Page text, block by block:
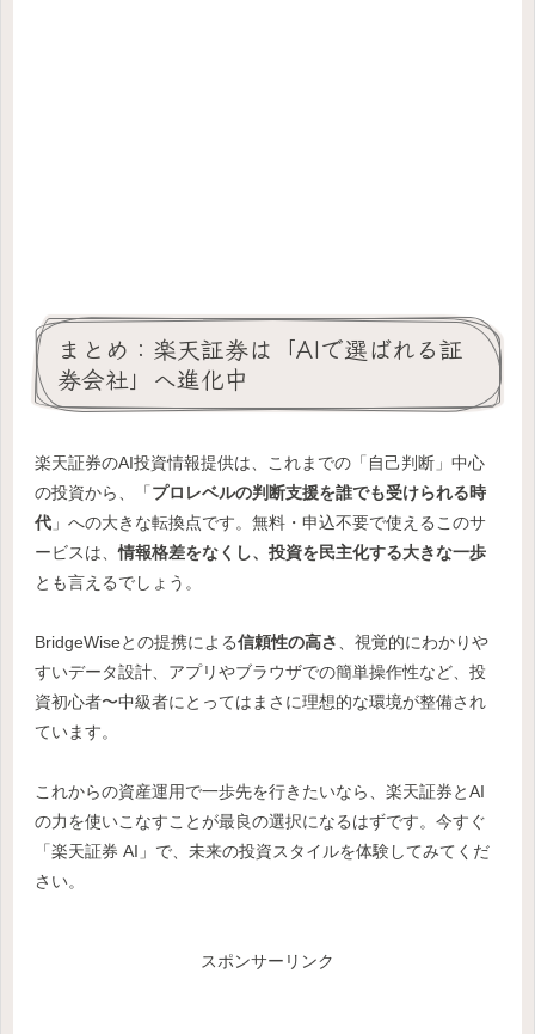
まとめ：楽天証券は「AIで選ばれる証
券会社」へ進化中
楽天証券のAI投資情報提供は、これまでの「自己判断」中心
の投資から、「プロレベルの判断支援を誰でも受けられる時
代 」への大きな転換点です。無料・申込不要で使えるこのサ
ービスは、情報格差をなくし、投資を民主化する大きな一歩
とも言えるでしょう。
BridgeWiseとの提携による信頼性の高さ
、視覚的にわかりや
すいデータ設計、アプリやブラウザでの簡単操作性など、投
資初心者〜中級者にとってはまさに理想的な環境が整備され
ています。
これからの資産運用で一歩先を行きたいなら、楽天証券とAI
の力を使いこなすことが最良の選択になるはずです。今すぐ
「楽天証券 AI」で、未来の投資スタイルを体験してみてくだ
さい。
スポンサーリンク